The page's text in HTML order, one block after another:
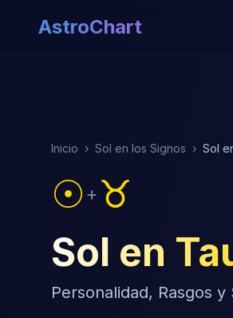
AstroChart
Inicio › Sol en los Signos › Sol
☉ + ♉
Sol en
Personalidad, Rasgos y